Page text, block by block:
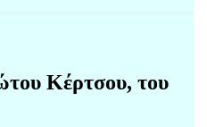
Κέρτσου, του